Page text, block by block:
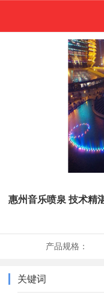
惠州音乐喷泉 技术精
产品规格：
关键词